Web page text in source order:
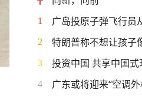
1 广岛投原子弹飞行员
2 特朗普称不想让孩子
3 投资中国 共享中国式
4 广东或将迎来“空调外